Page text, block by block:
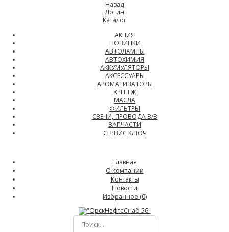
Назад
Логин
Каталог
АКЦИЯ
НОВИНКИ
АВТОЛАМПЫ
АВТОХИМИЯ
АККУМУЛЯТОРЫ
АКСЕССУАРЫ
АРОМАТИЗАТОРЫ
КРЕПЕЖ
МАСЛА
ФИЛЬТРЫ
СВЕЧИ, ПРОВОДА В/В
ЗАПЧАСТИ
СЕРВИС КЛЮЧ
Главная
О компании
Контакты
Новости
Избранное (0)